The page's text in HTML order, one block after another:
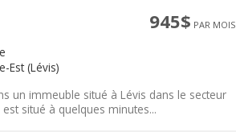
945$ PAR MOIS
Est (Lévis)
un immeuble situé à Lévis dans le secteur
situé à quelques minutes...